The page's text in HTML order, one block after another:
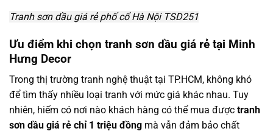
Tranh sơn dầu giá rẻ phố cổ Hà Nội TSD251
Ưu điểm khi chọn tranh sơn dầu giá rẻ tại Minh
Hưng Decor
Trong thị trường tranh nghệ thuật tại TP.HCM, không khó
để tìm thấy nhiều loại tranh với mức giá khác nhau. Tuy
nhiên, hiếm có nơi nào khách hàng có thể mua được tranh
sơn dầu giá rẻ chỉ 1 triệu đồng mà vẫn đảm bảo chất